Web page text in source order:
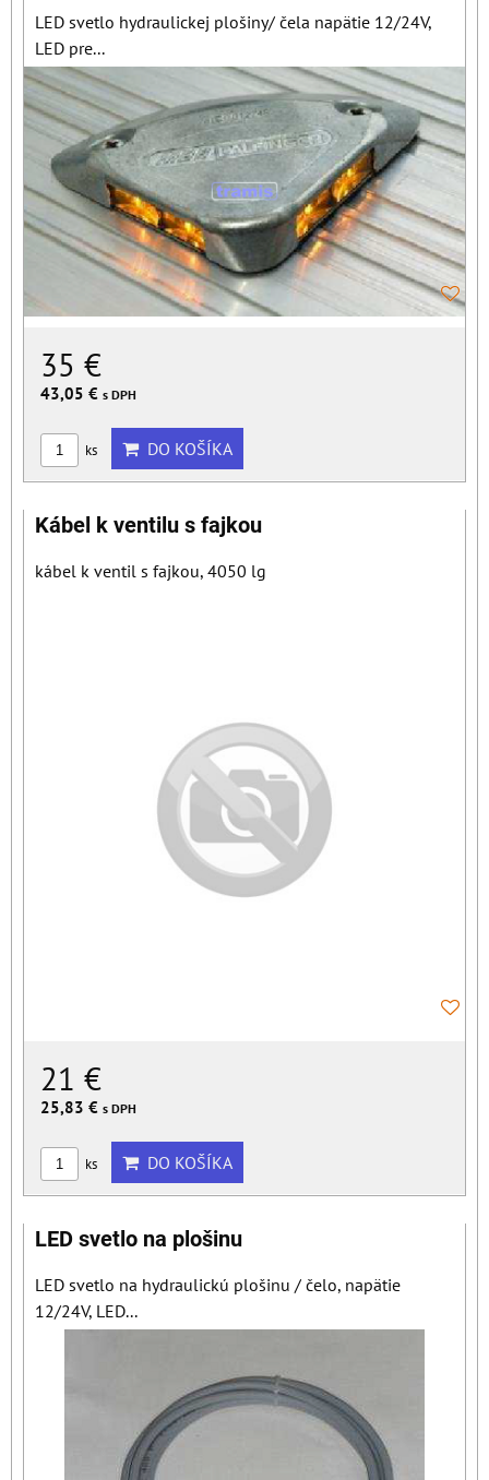
LED svetlo hydraulickej plošiny/ čela napätie 12/24V,
LED pre...
35 €
43,05 € s DPH
ks DO KOŠÍKA
Kábel k ventilu s fajkou
kábel k ventil s fajkou, 4050 lg
21 €
25,83 € s DPH
ks DO KOŠÍKA
LED svetlo na plošinu
LED svetlo na hydraulickú plošinu / čelo, napätie
12/24V, LED...